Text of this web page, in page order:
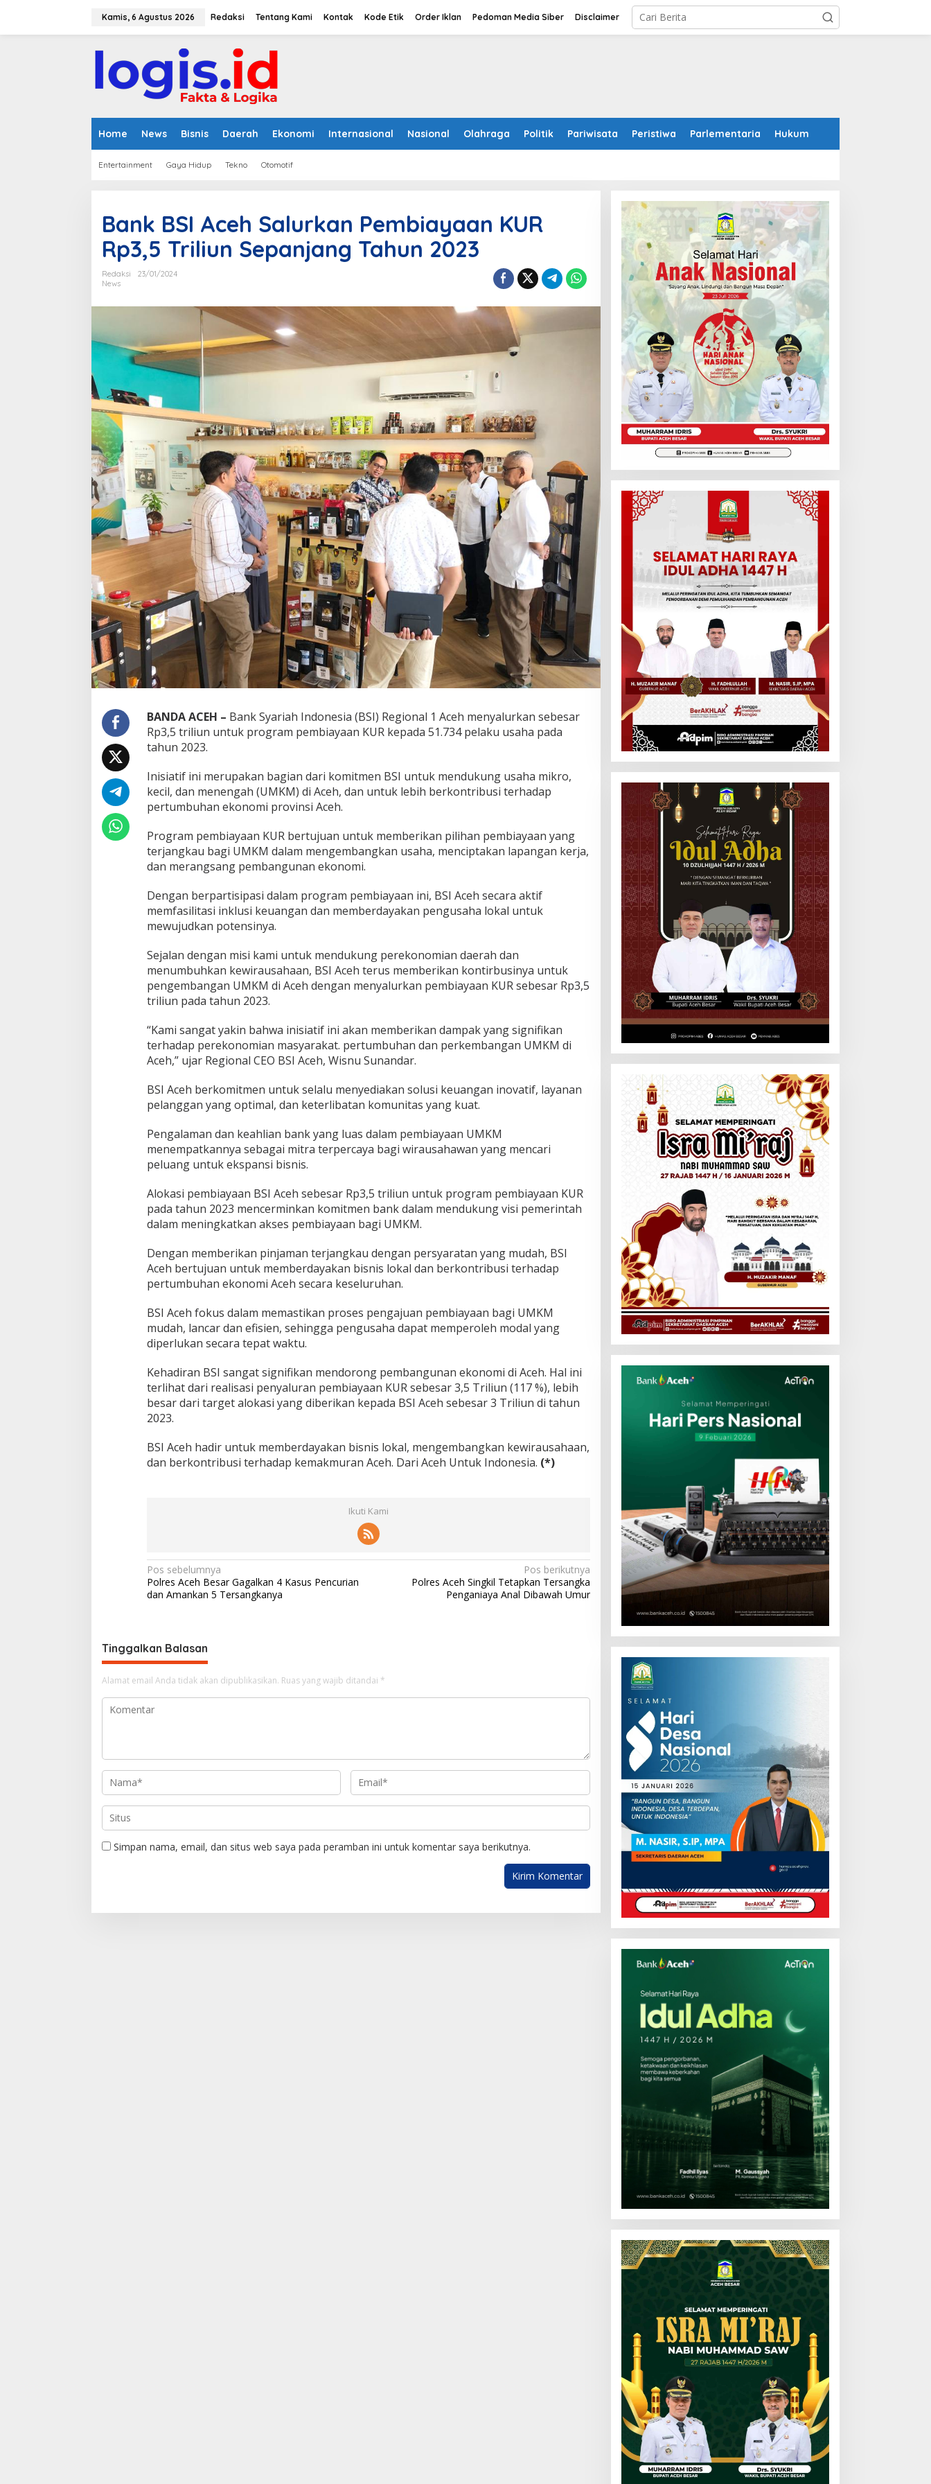
Kamis, 6 Agustus 2026 Redaksi Tentang Kami Kontak Kode Etik Order Iklan Pedoman Media Siber Disclaimer
Home News Bisnis Daerah Ekonomi Internasional Nasional Olahraga Politik Pariwisata Peristiwa Parlementaria Hukum
Entertainment Gaya Hidup Tekno Otomotif
Bank BSI Aceh Salurkan Pembiayaan KUR
Rp3,5 Triliun Sepanjang Tahun 2023
Redaksi
23/01/2024
News
BANDA ACEH – Bank Syariah Indonesia (BSI) Regional 1 Aceh menyalurkan sebesar
Rp3,5 triliun untuk program pembiayaan KUR kepada 51.734 pelaku usaha pada
tahun 2023.
Inisiatif ini merupakan bagian dari komitmen BSI untuk mendukung usaha mikro,
kecil, dan menengah (UMKM) di Aceh, dan untuk lebih berkontribusi terhadap
pertumbuhan ekonomi provinsi Aceh.
Program pembiayaan KUR bertujuan untuk memberikan pilihan pembiayaan yang
terjangkau bagi UMKM dalam mengembangkan usaha, menciptakan lapangan kerja,
dan merangsang pembangunan ekonomi.
Dengan berpartisipasi dalam program pembiayaan ini, BSI Aceh secara aktif
memfasilitasi inklusi keuangan dan memberdayakan pengusaha lokal untuk
mewujudkan potensinya.
Sejalan dengan misi kami untuk mendukung perekonomian daerah dan
menumbuhkan kewirausahaan, BSI Aceh terus memberikan kontirbusinya untuk
pengembangan UMKM di Aceh dengan menyalurkan pembiayaan KUR sebesar Rp3,5
triliun pada tahun 2023.
“Kami sangat yakin bahwa inisiatif ini akan memberikan dampak yang signifikan
terhadap perekonomian masyarakat. pertumbuhan dan perkembangan UMKM di
Aceh,” ujar Regional CEO BSI Aceh, Wisnu Sunandar.
BSI Aceh berkomitmen untuk selalu menyediakan solusi keuangan inovatif, layanan
pelanggan yang optimal, dan keterlibatan komunitas yang kuat.
Pengalaman dan keahlian bank yang luas dalam pembiayaan UMKM
menempatkannya sebagai mitra terpercaya bagi wirausahawan yang mencari
peluang untuk ekspansi bisnis.
Alokasi pembiayaan BSI Aceh sebesar Rp3,5 triliun untuk program pembiayaan KUR
pada tahun 2023 mencerminkan komitmen bank dalam mendukung visi pemerintah
dalam meningkatkan akses pembiayaan bagi UMKM.
Dengan memberikan pinjaman terjangkau dengan persyaratan yang mudah, BSI
Aceh bertujuan untuk memberdayakan bisnis lokal dan berkontribusi terhadap
pertumbuhan ekonomi Aceh secara keseluruhan.
BSI Aceh fokus dalam memastikan proses pengajuan pembiayaan bagi UMKM
mudah, lancar dan efisien, sehingga pengusaha dapat memperoleh modal yang
diperlukan secara tepat waktu.
Kehadiran BSI sangat signifikan mendorong pembangunan ekonomi di Aceh. Hal ini
terlihat dari realisasi penyaluran pembiayaan KUR sebesar 3,5 Triliun (117 %), lebih
besar dari target alokasi yang diberikan kepada BSI Aceh sebesar 3 Triliun di tahun
2023.
BSI Aceh hadir untuk memberdayakan bisnis lokal, mengembangkan kewirausahaan,
dan berkontribusi terhadap kemakmuran Aceh. Dari Aceh Untuk Indonesia. (*)
Ikuti Kami
N
a
g
a
s
i
s
Pos sebelumnya
Polres Aceh Besar Gagalkan 4 Kasus Pencurian
dan Amankan 5 Tersangkanya
Pos berikutnya
Polres Aceh Singkil Tetapkan Tersangka
Penganiaya Anal Dibawah Umur
Tinggalkan Balasan
Alamat email Anda tidak akan dipublikasikan. Ruas yang wajib ditandai *
Simpan nama, email, dan situs web saya pada peramban ini untuk komentar saya berikutnya.